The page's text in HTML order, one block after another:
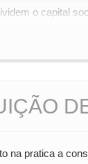
o capital
na pratica a